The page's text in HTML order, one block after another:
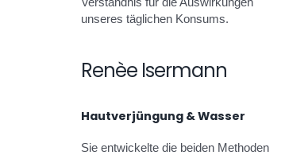
unseres täglichen Konsums.
Renèe Isermann
Hautverjüngung & Wasser
Sie entwickelte die beiden Methoden